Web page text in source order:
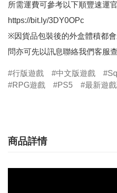
所需運費可參考以下順豐速運官
https://bit.ly/3DY0OPc
※因貨品包裝後的外盒體積都
問亦可先以訊息聯絡我們客服
行版遊戲 中文版遊戲
RPG遊戲
PS5 最新遊
商品詳情